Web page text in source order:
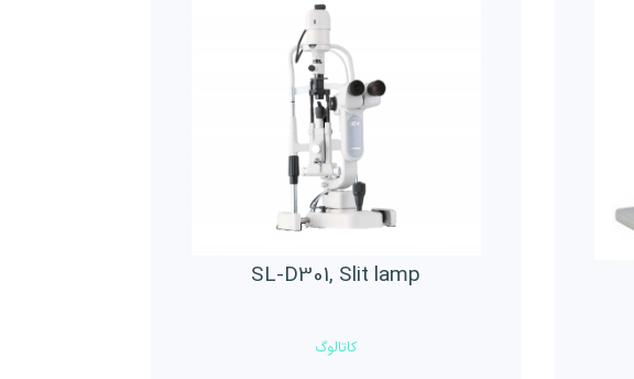
SL-D301, Slit lamp
کاتالوگ